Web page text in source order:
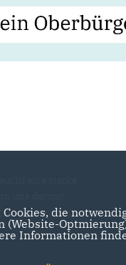
uns darum!
Cookies, die
(Website-
Informationen